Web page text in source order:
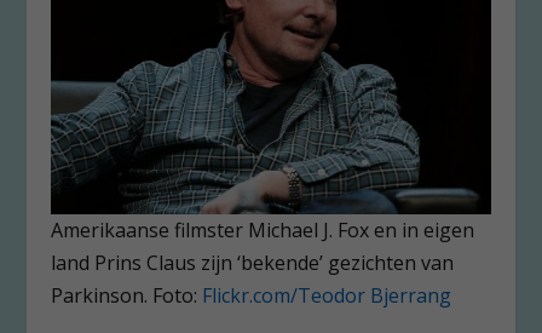
Amerikaanse filmster Michael J. Fox en in eigen
land Prins Claus zijn ‘bekende’ gezichten van
Parkinson. Foto: Flickr.com/Teodor Bjerrang